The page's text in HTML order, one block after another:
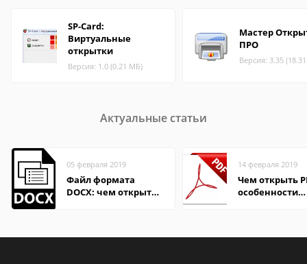
SP-Card:
Виртуальные
открытки
Версия: 1.0 (0.21 МБ)
Мастер
ПРО
Версия: 3.35
Актуальные статьи
05 февраля 2019
Файл формата
DOCX: чем открыть,
14 февраля 2019
Чем открыть
особенности